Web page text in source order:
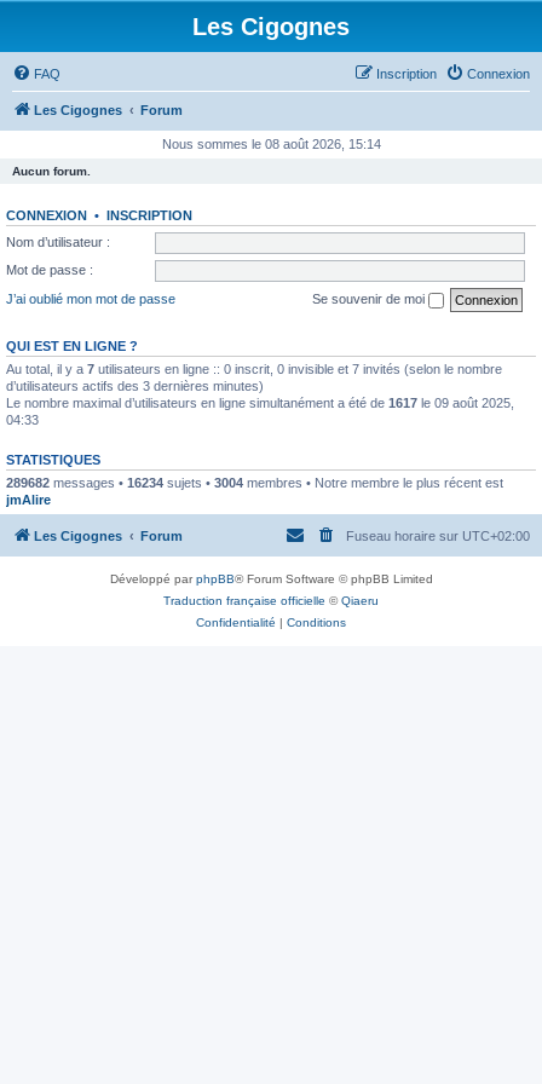
Les Cigognes
FAQ Connexion
Inscription
Les Cigognes Forum
Nous sommes le 08 août 2026, 15:14
Aucun forum.
CONNEXION • INSCRIPTION
Nom d’utilisateur :
Mot de passe :
J’ai oublié mon mot de passe
Se souvenir de moi
QUI EST EN LIGNE ?
Au total, il y a 7 utilisateurs en ligne :: 0 inscrit, 0 invisible et 7 invités (selon le nombre
d’utilisateurs actifs des 3 dernières minutes)
Le nombre maximal d’utilisateurs en ligne simultanément a été de 1617 le 09 août 2025,
04:33
STATISTIQUES
289682 messages • 16234 sujets • 3004 membres • Notre membre le plus récent est
jmAlire
Les Cigognes Forum Fuseau horaire sur UTC+02:00
Développé parphpBB® Forum Software © phpBB Limited
Traduction française officielle ©Qiaeru
Confidentialité | Conditions